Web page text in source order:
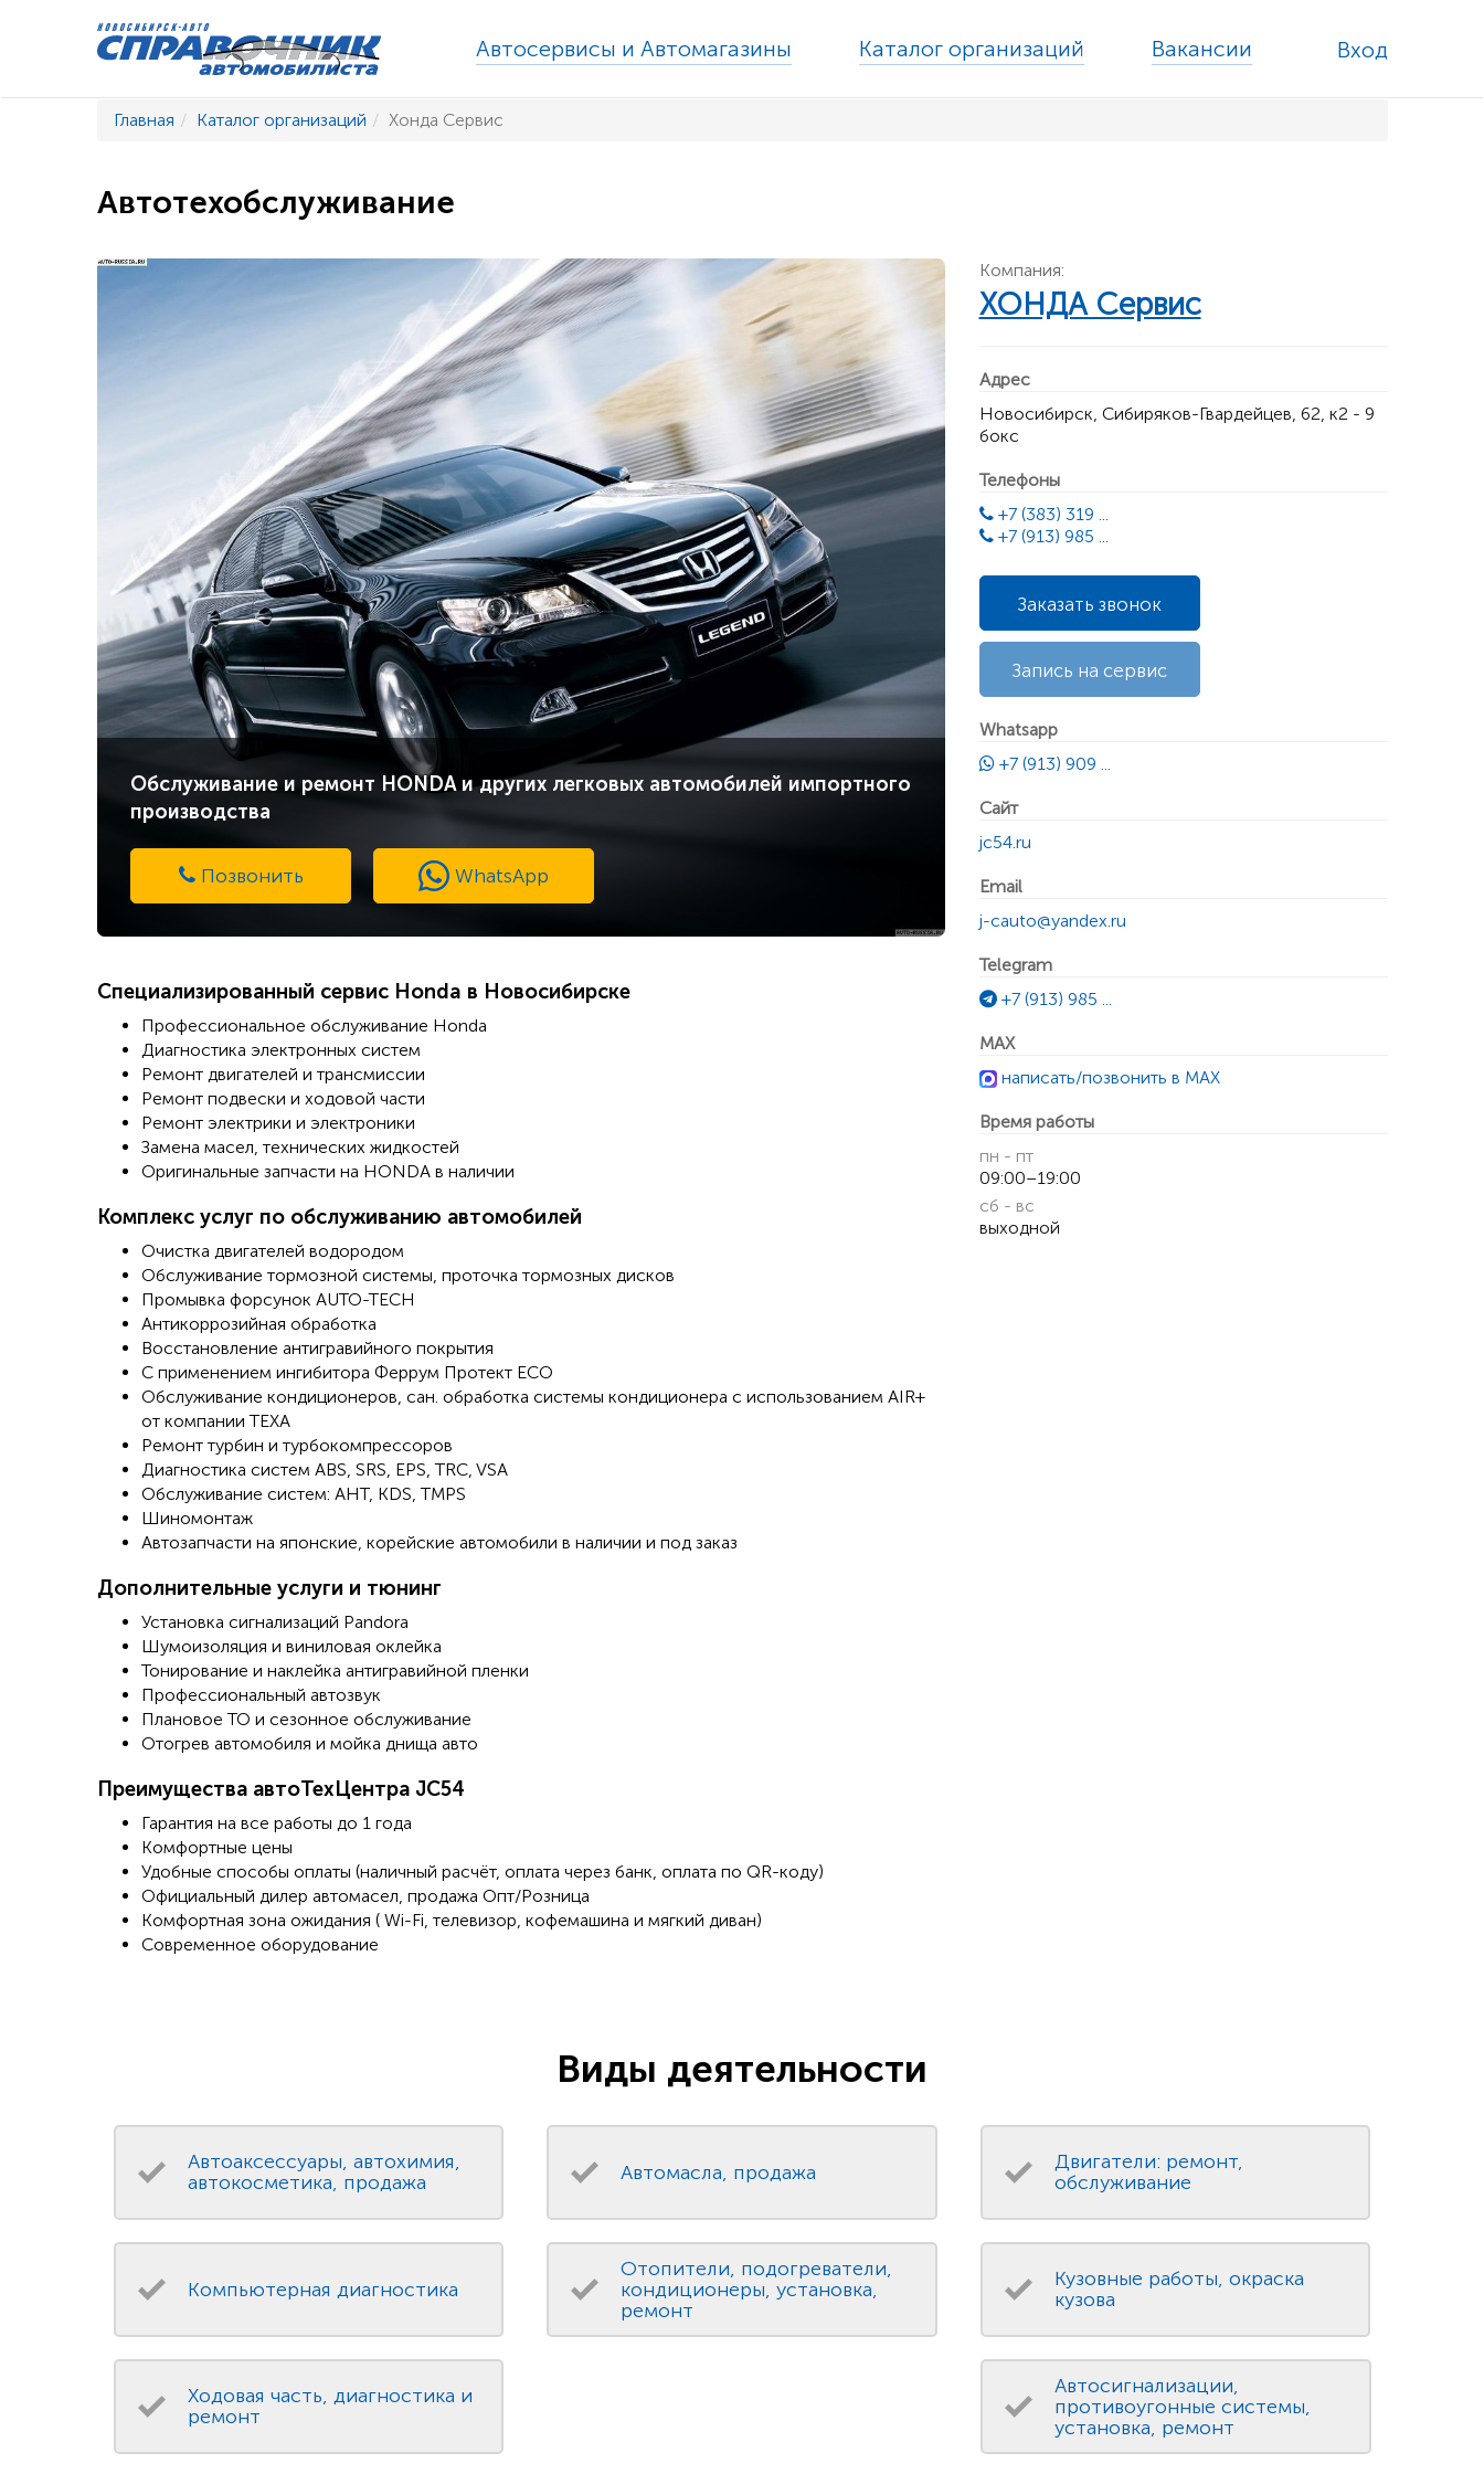
Автосервисы и Автомагазины Каталог организаций Вакансии Вход
Главная Каталог организаций Хонда Сервис
Автотехобслуживание
Обслуживание и ремонт HONDA и других легковых автомобилей импортного
производства
Позвонить WhatsApp
Специализированный сервис Honda в Новосибирске
Профессиональное обслуживание Honda
Диагностика электронных систем
Ремонт двигателей и трансмиссии
Ремонт подвески и ходовой части
Ремонт электрики и электроники
Замена масел, технических жидкостей
Оригинальные запчасти на HONDA в наличии
Комплекс услуг по обслуживанию автомобилей
Очистка двигателей водородом
Обслуживание тормозной системы, проточка тормозных дисков
Промывка форсунок AUTO-TECH
Антикоррозийная обработка
Восстановление антигравийного покрытия
С применением ингибитора Феррум Протект ЕСО
Обслуживание кондиционеров, сан. обработка системы кондиционера с использованием AIR+
от компании ТЕХА
Ремонт турбин и турбокомпрессоров
Диагностика систем ABS, SRS, EPS, TRC, VSA
Обслуживание систем: AHT, KDS, TMPS
Шиномонтаж
Автозапчасти на японские, корейские автомобили в наличии и под заказ
Дополнительные услуги и тюнинг
Установка сигнализаций Pandora
Шумоизоляция и виниловая оклейка
Тонирование и наклейка антигравийной пленки
Профессиональный автозвук
Плановое ТО и сезонное обслуживание
Отогрев автомобиля и мойка днища авто
Преимущества автоТехЦентра JC54
Гарантия на все работы до 1 года
Комфортные цены
Удобные способы оплаты (​наличный расчёт, ​оплата через банк​, оплата по QR-коду)
Официальный дилер автомасел, продажа Опт/Розница
Комфортная зона ожидания ( Wi-Fi, телевизор, кофемашина и мягкий диван)
Современное оборудование
Компания:
ХОНДА Сервис
Адрес
Новосибирск, Сибиряков-Гвардейцев, 62, к2 - 9
бокс
Телефоны
+7 (383) 319 ...
+7 (913) 985 ...
Заказать звонок
Запись на сервис
Whatsapp
+7 (913) 909 ...
Сайт
jc54.ru
Email
j-cauto@yandex.ru
Telegram
+7 (913) 985 ...
MAX
написать/позвонить в MAX
Время работы
пн - пт
09:00–19:00
сб - вс
выходной
Виды деятельности
Автоаксессуары, автохимия,
автокосметика, продажа
Автомасла, продажа
Двигатели: ремонт,
обслуживание
Компьютерная диагностика
Отопители, подогреватели,
кондиционеры, установка,
ремонт
Кузовные работы, окраска
кузова
Ходовая часть, диагностика и
ремонт
Автосигнализации,
противоугонные системы,
установка, ремонт